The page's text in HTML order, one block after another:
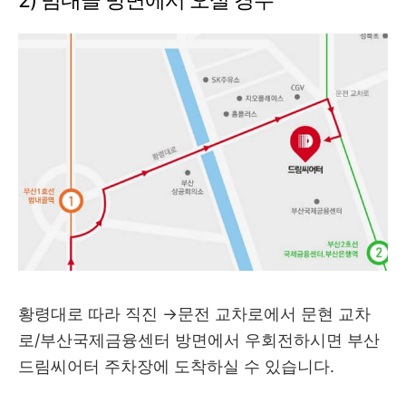
황령대로 따라 직진 →문전 교차로에서 문현 교차
로/부산국제금융센터 방면에서 우회전하시면 부산
드림씨어터 주차장에 도착하실 수 있습니다.